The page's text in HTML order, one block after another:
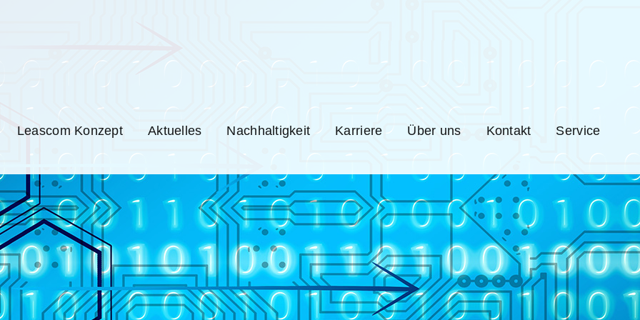
Leascom Konzept Aktuelles Nachhaltigkeit Karriere Über uns Kontakt Service